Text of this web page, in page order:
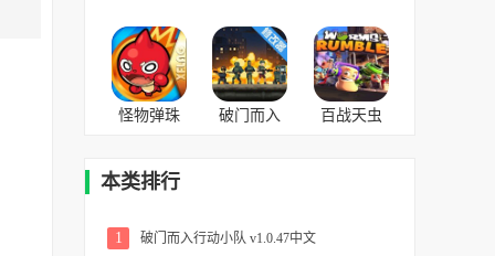
安卓版
v2.0.1安卓
版
v0.100.458
怪物弹珠
v13.4.2汉
破门而入
百战天虫
本类排行
1 破门而入行动小队 v1.0.47中文